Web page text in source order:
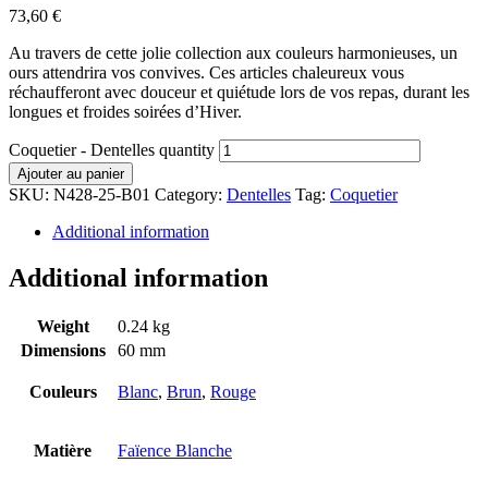
73,60 €
Au travers de cette jolie collection aux couleurs harmonieuses, un
ours attendrira vos convives. Ces articles chaleureux vous
réchaufferont avec douceur et quiétude lors de vos repas, durant les
longues et froides soirées d’Hiver.
Coquetier - Dentelles quantity
Ajouter au panier
SKU: N428-25-B01 Category: Dentelles Tag: Coquetier
Additional information
Additional information
Weight
0.24 kg
Dimensions
60 mm
Couleurs Blanc, Brun, Rouge
Matière Faïence Blanche